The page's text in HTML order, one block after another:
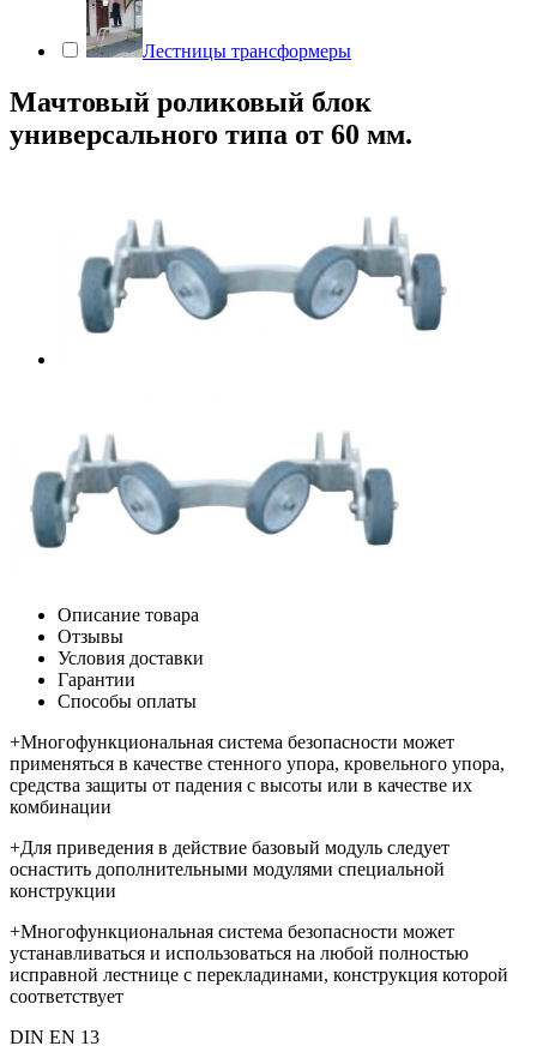
Лестницы трансформеры
Мачтовый роликовый блок
универсального типа от 60 мм.
Описание товара
Отзывы
Условия доставки
Гарантии
Способы оплаты
+Многофункциональная система безопасности может
применяться в качестве стенного упора, кровельного упора,
средства защиты от падения с высоты или в качестве их
комбинации
+Для приведения в действие базовый модуль следует
оснастить дополнительными модулями специальной
конструкции
+Многофункциональная система безопасности может
устанавливаться и использоваться на любой полностью
исправной лестнице с перекладинами, конструкция которой
соответствует
DIN EN 13